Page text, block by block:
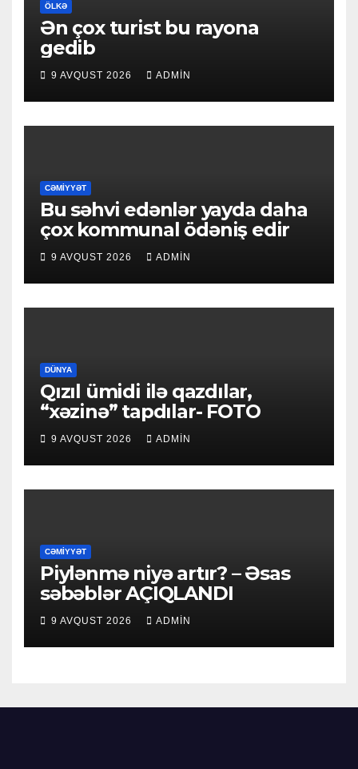
ÖLKƏ
Ən çox turist bu rayona
gedib
9 AVQUST 2026 ADMIN
CƏMIYYƏT
Bu səhvi edənlər yayda daha
çox kommunal ödəniş edir
9 AVQUST 2026 ADMIN
DÜNYA
Qızıl ümidi ilə qazdılar,
“xəzinə” tapdılar- FOTO
9 AVQUST 2026 ADMIN
CƏMIYYƏT
Piylənmə niyə artır? – Əsas
səbəblər AÇIQLANDI
9 AVQUST 2026 ADMIN